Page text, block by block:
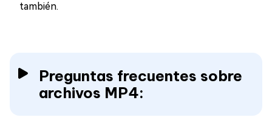
también.
Preguntas frecuentes sobre
archivos MP4: